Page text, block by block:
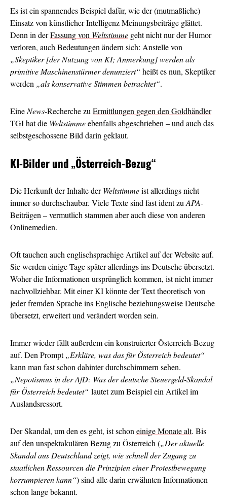
Es ist ein spannendes Beispiel dafür, wie der (mutmaßliche)
Einsatz von künstlicher Intelligenz Meinungsbeiträge glättet.
Denn in derFassung von Weltstimme geht nicht nur der Humor
verloren, auch Bedeutungen ändern sich: Anstelle von
„Skeptiker [der Nutzung von KI; Anmerkung] werden als
primitive Maschinenstürmer denunziert“ heißt es nun, Skeptiker
werden „als konservative Stimmen betrachtet“.
Eine News-Recherche zu Ermittlungen gegen den Goldhändler
TGIhat die Weltstimmeebenfallsabgeschrieben – und auch das
selbstgeschossene Bild darin geklaut.
KI-Bilder und„Österreich-Bezug“
Die Herkunft der Inhalte derWeltstimmeist allerdings nicht
immer so durchschaubar. Viele Texte sind fast ident zu APA-
Beiträgen – vermutlich stammen aber auch diese von anderen
Onlinemedien.
Oft tauchen auch englischsprachige Artikel auf der Website auf.
Sie werden einige Tage später allerdings ins Deutsche übersetzt.
Woher die Informationen ursprünglich kommen, ist nicht immer
nachvollziehbar. Mit einer KI könnte der Text theoretisch von
jeder fremden Sprache ins Englische beziehungsweise Deutsche
übersetzt, erweitert und verändert worden sein.
Immer wieder fällt außerdem ein konstruierter Österreich-Bezug
auf. Den Prompt„Erkläre, was das für Österreich bedeutet“
kann man fast schon dahinter durchschimmern sehen.
„Nepotismus in der AfD: Was der deutsche Steuergeld-Skandal
für Österreich bedeutet“ lautet zum Beispiel ein Artikel im
Auslandsressort.
Der Skandal, um den es geht, ist schon einige Monate alt. Bis
auf den unspektakulären Bezug zu Österreich („Der aktuelle
Skandal aus Deutschland zeigt, wie schnell der Zugang zu
staatlichen Ressourcen die Prinzipien einer Protestbewegung
korrumpieren kann“) sind alle darin erwähnten Informationen
schon lange bekannt.